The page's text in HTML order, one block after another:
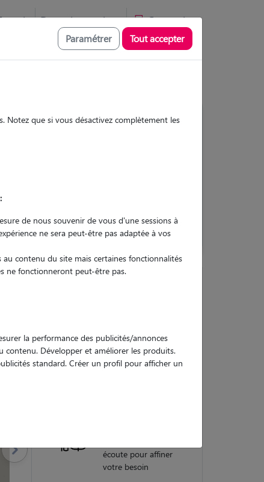
Devenir pet sitter Connexion
garanties
écoute pour affiner
votre besoin
Paramétrer Tout accepter
Notez que si vous désactivez complètement les
de nous souvenir de vous d'une sessions à
ne sera peut-être pas adaptée à vos
au contenu du site mais certaines fonctionnalités
ne fonctionneront peut-être pas.
la performance des publicités/annonces
contenu. Développer et améliorer les produits.
standard. Créer un profil pour afficher un